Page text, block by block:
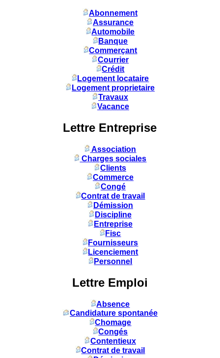
Abonnement
Assurance
Automobile
Banque
Commerçant
Courrier
Crédit
Logement locataire
Logement proprietaire
Travaux
Vacance
Lettre Entreprise
Association
Charges sociales
Clients
Commerce
Congé
Contrat de travail
Démission
Discipline
Entreprise
Fisc
Fournisseurs
Licenciement
Personnel
Lettre Emploi
Absence
Candidature spontanée
Chomage
Congés
Contentieux
Contrat de travail